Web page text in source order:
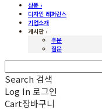
상품 ›
디자인 레퍼런스
기업소개
게시판 ›
주문
질문
Search 검색
Log In 로그인
Cart장바구니